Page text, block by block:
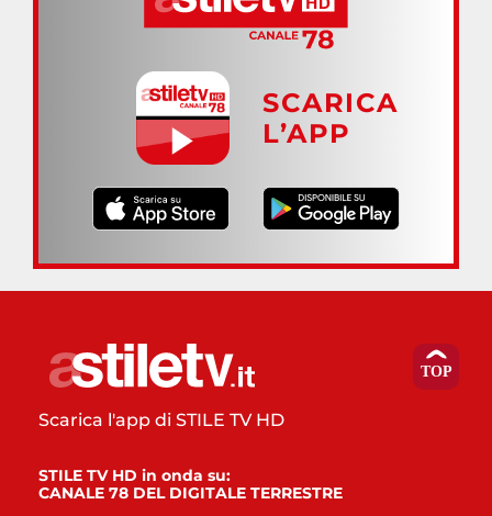
SCARICA
L’APP
Scarica l'app di STILE TV HD
STILE TV HD in onda su:
CANALE 78 DEL DIGITALE TERRESTRE